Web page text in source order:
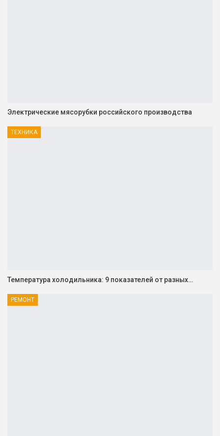
Электрические мясорубки российского производства
ТЕХНИКА
Температура холодильника: 9 показателей от разных…
РЕМОНТ